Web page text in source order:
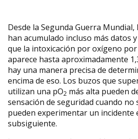
Desde la Segunda Guerra
han acumulado incluso más datos
que la intoxicación por oxígeno
aparece hasta aproximadamente
hay una manera precisa de
encima de eso. Los buzos que
utilizan una pO2 más alta pueden
sensación de seguridad cuando no
pueden experimentar un incidente
subsiguiente.